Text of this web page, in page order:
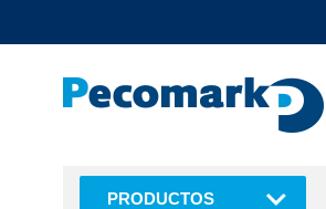
PRODUCTOS